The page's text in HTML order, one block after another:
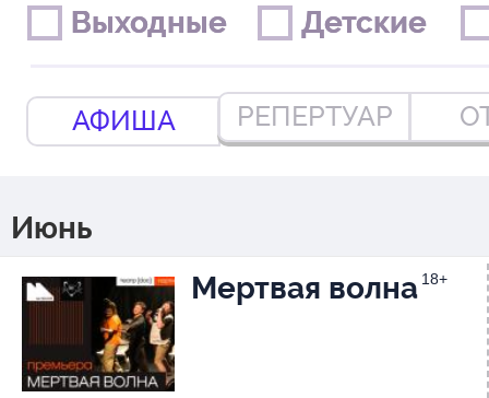
АФИША РЕПЕРТУАР
Выходные
Выходные Детские
Детские
Июнь
Мертвая волна 18+